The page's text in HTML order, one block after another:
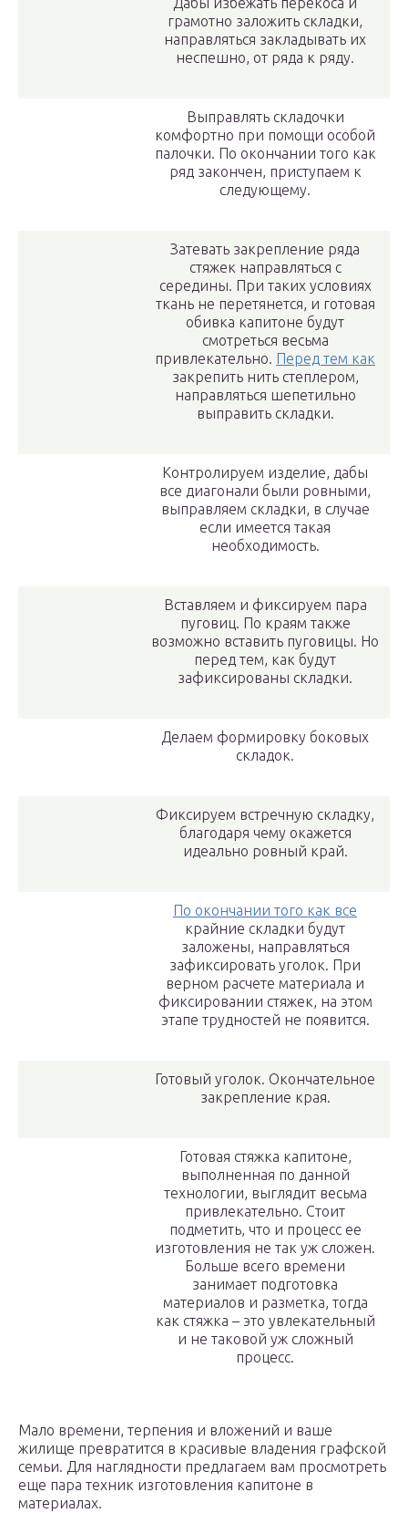
грамотно заложить складки,
направляться закладывать их
неспешно, от ряда к ряду.
Выправлять складочки
комфортно при помощи особой
палочки. По окончании того как
ряд закончен, приступаем к
следующему.
Затевать закрепление ряда
стяжек направляться с
середины. При таких условиях
ткань не перетянется, и готовая
обивка капитоне будут
смотреться весьма
привлекательно. Перед тем как
закрепить нить степлером,
направляться шепетильно
выправить складки.
Контролируем изделие, дабы
все диагонали были ровными,
выправляем складки, в случае
если имеется такая
необходимость.
Вставляем и фиксируем пара
пуговиц. По краям также
возможно вставить пуговицы. Но
перед тем, как будут
зафиксированы складки.
Делаем формировку боковых
складок.
Фиксируем встречную складку,
благодаря чему окажется
идеально ровный край.
По окончании того как все
крайние складки будут
заложены, направляться
зафиксировать уголок. При
верном расчете материала и
фиксировании стяжек, на этом
этапе трудностей не появится.
Готовый уголок. Окончательное
закрепление края.
Готовая стяжка капитоне,
выполненная по данной
технологии, выглядит весьма
привлекательно. Стоит
подметить, что и процесс ее
изготовления не так уж сложен.
Больше всего времени
занимает подготовка
материалов и разметка, тогда
как стяжка – это увлекательный
и не таковой уж сложный
процесс.
Мало времени, терпения и вложений и ваше
жилище превратится в красивые владения графской
семьи. Для наглядности предлагаем вам просмотреть
еще пара техник изготовления капитоне в
материалах.